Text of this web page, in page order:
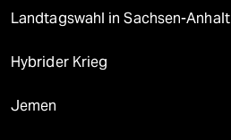
Landtagswahl in Sachsen-Anhalt
Hybrider Krieg
Jemen